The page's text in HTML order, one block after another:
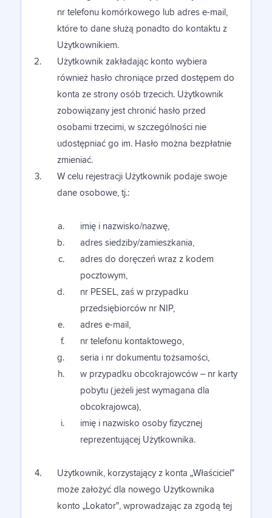
nr telefonu komórkowego lub adres e-mail,
które to dane służą ponadto do kontaktu z
Użytkownikiem.
Użytkownik zakładając konto wybiera
również hasło chroniące przed dostępem do
konta ze strony osób trzecich. Użytkownik
zobowiązany jest chronić hasło przed
osobami trzecimi, w szczególności nie
udostępniać go im. Hasło można bezpłatnie
zmieniać.
W celu rejestracji Użytkownik podaje swoje
dane osobowe, tj.:
imię i nazwisko/nazwę,
adres siedziby/zamieszkania,
adres do doręczeń wraz z kodem
pocztowym,
nr PESEL, zaś w przypadku
przedsiębiorców nr NIP,
adres e-mail,
nr telefonu kontaktowego,
seria i nr dokumentu tożsamości,
w przypadku obcokrajowców – nr karty
pobytu (jeżeli jest wymagana dla
obcokrajowca),
imię i nazwisko osoby fizycznej
reprezentującej Użytkownika.
Użytkownik, korzystający z konta „Właściciel”
może założyć dla nowego Użytkownika
konto „Lokator”, wprowadzając za zgodą tej